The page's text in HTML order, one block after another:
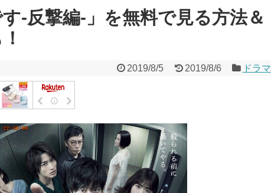
す-反撃編-」を無料で見る方法＆
2019/8/5 2019/8/6 ドラマ